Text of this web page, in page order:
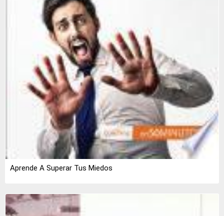
Aprende A Superar Tus Miedos